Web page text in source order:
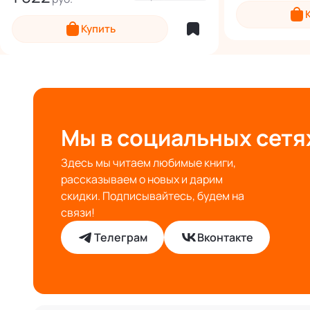
Купить
Мы в социальных
Здесь мы читаем любимые книги,
рассказываем о новых и дарим
скидки. Подписывайтесь, будем на
связи!
Телеграм
Вконтакте